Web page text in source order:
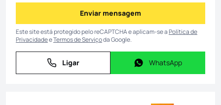
Enviar mensagem
Enviar mensagem
Este site está protegido pelo reCAPTCHA e aplicam-se aPolítica de
PrivacidadeeTermos de Serviçoda Google.
Ligar
Ligar WhatsApp
WhatsApp